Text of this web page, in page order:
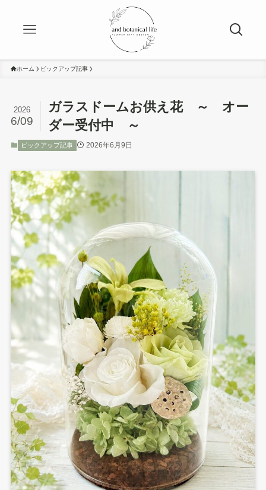
ホーム ピックアップ記事
ガラスドームお供え花 ～ オー
ダー受付中 ～
2026
6/09
ピックアップ記事 2026年6月9日